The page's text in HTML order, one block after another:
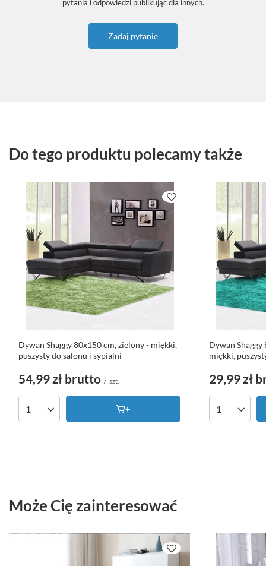
pytania i odpowiedzi publikując dla innych.
Zadaj pytanie
Do tego produktu polecamy także
Dywan Shaggy 80x150 cm, zielony - miękki,
puszysty do salonu i sypialni
54,99 zł brutto / szt.
Ilość produktów
Dywan
miękki,
29,99 zł
Ilość
Może Cię zainteresować